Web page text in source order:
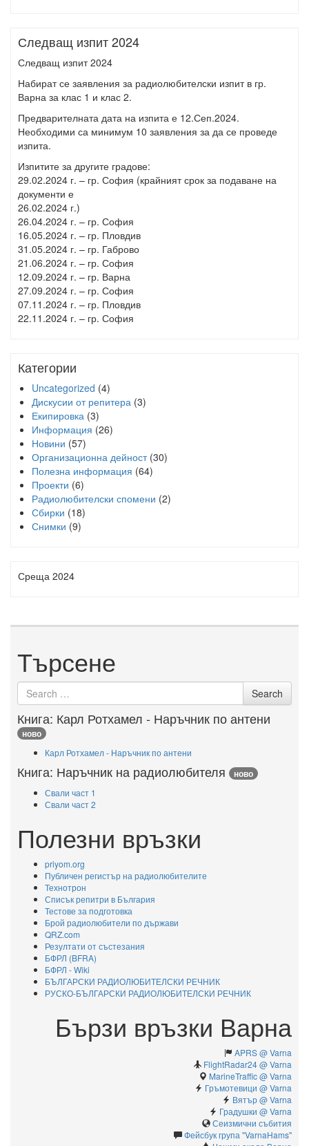
Следващ изпит 2024
Следващ изпит 2024
Набират се заявления за радиолюбителски изпит в гр.
Варна за клас 1 и клас 2.
Предварителната дата на изпита е 12.Сеп.2024.
Необходими са минимум 10 заявления за да се проведе
изпита.
Изпитите за другите градове:
29.02.2024 г. – гр. София (крайният срок за подаване на
документи е
26.02.2024 г.)
26.04.2024 г. – гр. София
16.05.2024 г. – гр. Пловдив
31.05.2024 г. – гр. Габрово
21.06.2024 г. – гр. София
12.09.2024 г. – гр. Варна
27.09.2024 г. – гр. София
07.11.2024 г. – гр. Пловдив
22.11.2024 г. – гр. София
Категории
Uncategorized (4)
Дискусии от репитера (3)
Екипировка (3)
Информация (26)
Новини (57)
Организационна дейност(30)
Полезна информация (64)
Проекти (6)
Радиолюбителски спомени (2)
Сбирки (18)
Снимки (9)
Среща 2024
Търсене
Search
for
Search
Книга: Карл Ротхамел - Наръчник по антени
ново
Карл Ротхамел - Наръчник по антени
Книга: Наръчник на радиолюбителя ново
Свали част 1
Свали част 2
Полезни връзки
priyom.org
Публичен регистър на радиолюбителите
Технотрон
Списък репитри в България
Тестове за подготовка
Брой радиолюбители по държави
QRZ.com
Резултати от състезания
БФРЛ (BFRA)
БФРЛ - Wiki
БЪЛГАРСКИ РАДИОЛЮБИТЕЛСКИ РЕЧНИК
РУСКО-БЪЛГАРСКИ РАДИОЛЮБИТЕЛСКИ РЕЧНИК
Бързи връзки Варна
APRS @ Varna
FlightRadar24 @ Varna
MarineTraffic @ Varna
Гръмотевици @ Varna
Вятър @ Varna
Градушки @ Varna
Сеизмични събития
Фейсбук група "VarnaHams"